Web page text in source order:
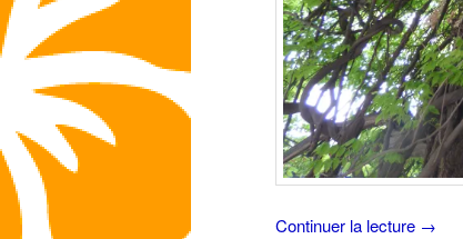
Continuer la lecture →